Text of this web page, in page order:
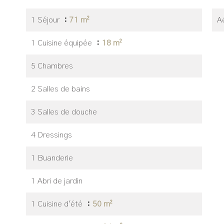
1 Séjour 71 m²
1 Cuisine équipée 18 m²
5 Chambres
2 Salles de bains
3 Salles de douche
4 Dressings
1 Buanderie
1 Abri de jardin
1 Cuisine d'été 50 m²